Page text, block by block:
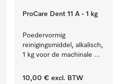
ProCare Dent 11 A - 1 kg
Poedervormig
reinigingsmiddel, alkalisch,
1 kg voor de machinale
tandheelkundige
10,00 € excl. BTW